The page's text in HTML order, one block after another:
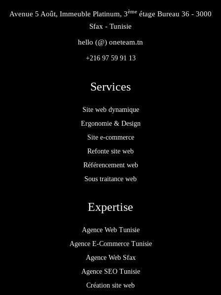
Avenue 5 Août, Immeuble Platinum, 3ème étage Bureau 36 - 3000
Sfax - Tunisie
hello (@) oneteam.tn
+216 97 59 91 13
Services
Site web dynamique
Ergonomie & Design
Site e-commerce
Refonte site web
Référencement web
Sous traitance web
Expertise
Agence Web Tunisie
Agence E-Commerce Tunisie
Agence Web Sfax
Agence SEO Tunisie
Création site web